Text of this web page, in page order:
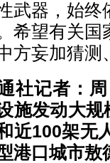
武器，始终
希望有关
方妄加猜测
社记者：
施发动大
近100架无
港口城市